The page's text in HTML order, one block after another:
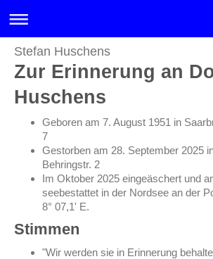
Stefan Huschens
Zur Erinnerung an
Huschens
Geboren am 7. August 1951 in
7
Gestorben am 28. September 2025
Behringstr. 2
Im Oktober 2025 eingeäschert und
seebestattet in der Nordsee an der
8° 07,1' E.
Stimmen
"Wir werden sie in Erinnerung